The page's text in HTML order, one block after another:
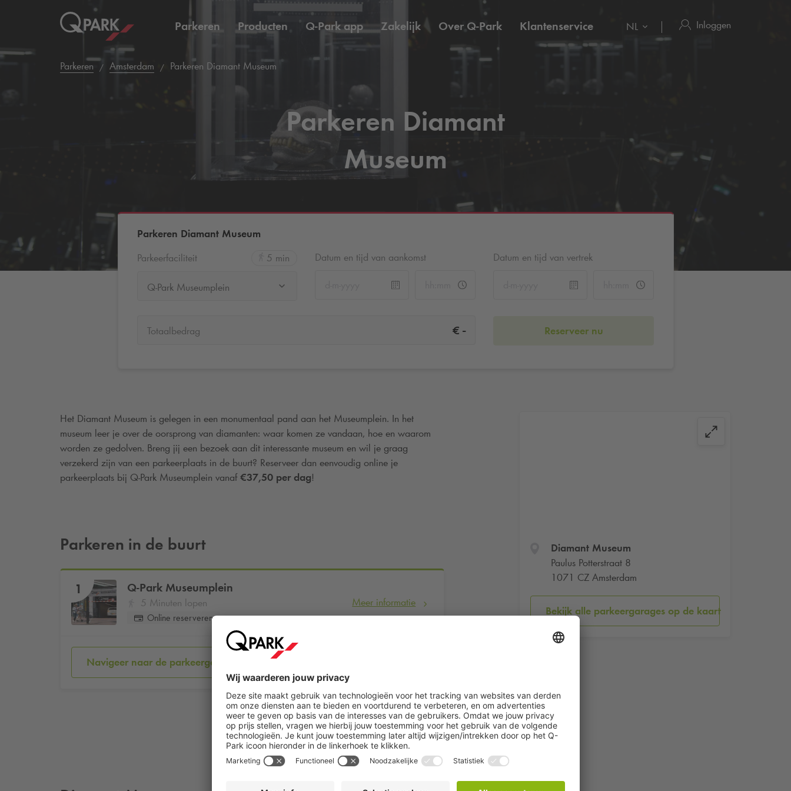
Parkeren Producten Q-Parkapp Zakelijk Over Q-Park Klantenservice NL Inloggen
Parkeren Amsterdam Parkeren Diamant Museum
Parkeren Diamant
Museum
Parkeren Diamant Museum
Parkeerfaciliteit
5 min
Q-Park Museumplein
Datum en tijd van aankomst Datum en tijd van vertrek
Totaalbedrag € - Reserveer nu
Diamant Museum
Paulus Potterstraat 8
1071 CZ Amsterdam
Bekijk alle parkeergarages op de kaart
Het Diamant Museum is gelegen in een monumentaal pand aan het Museumplein. In het
museum leer je over de oorsprong van diamanten: waar komen ze vandaan, hoe en waarom
worden ze gedolven. Breng jij een bezoek aan dit interessante museum en wil je graag
verzekerd zijn van een parkeerplaats in de buurt? Reserveer dan eenvoudig online je
parkeerplaats bij Q-Park Museumplein vanaf€37,50 per dag!
Parkeren in de buurt
1 Q-Park Museumplein
5 Minuten lopen
Online reserveren
Meer informatie
Navigeer naar de parkeergarage